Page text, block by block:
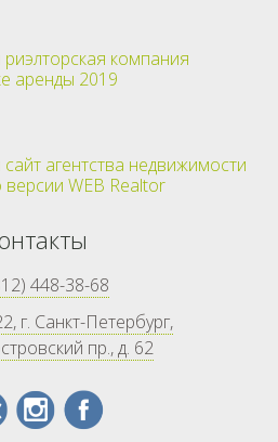
компания
аренды 2019
агентства недвижимости
версии WEB Realtor
448-38-68
г. Санкт-Петербург,
пр., д. 62